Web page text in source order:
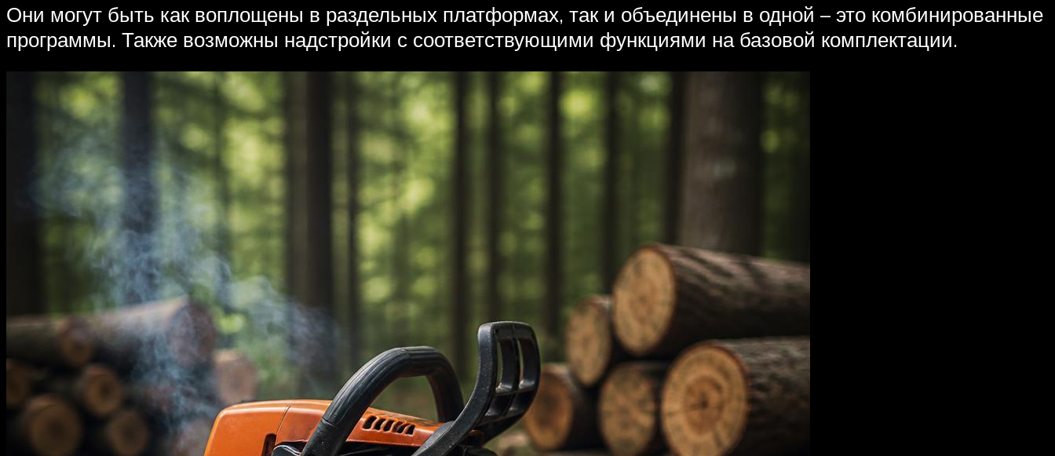
Они могут быть как воплощены в раздельных платформах, так и объединены в одной – это комбинированные
программы. Также возможны надстройки с соответствующими функциями на базовой комплектации.